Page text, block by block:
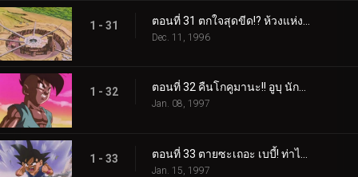
1 - 31
Dec. 11, 1996
1 - 32 ตอนที่ 32 คืนโกคูมานะ!! อูบุ นักรบแห่งความโกรธ
Jan. 08, 1997
1 - 33
Jan. 15, 1997